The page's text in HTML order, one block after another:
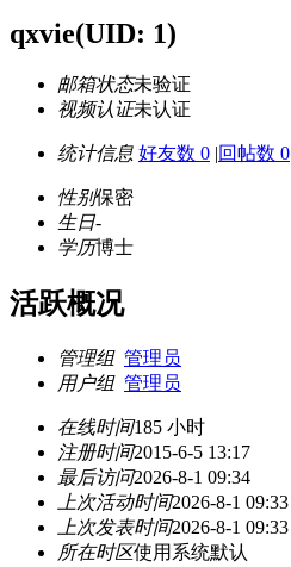
qxvie(UID: 1)
邮箱状态未验证
视频认证未认证
统计信息 好友数 0 |回帖数 0
性别保密
生日-
学历博士
活跃概况
管理组 管理员
用户组 管理员
在线时间185 小时
注册时间2015-6-5 13:17
最后访问2026-8-1 09:34
上次活动时间2026-8-1 09:33
上次发表时间2026-8-1 09:33
所在时区使用系统默认